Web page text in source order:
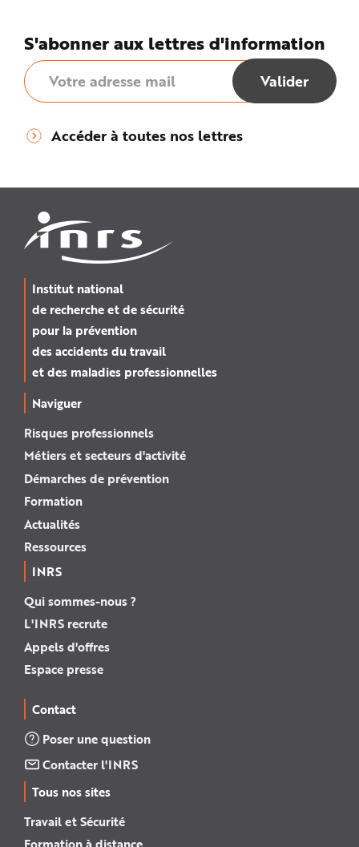
S'abonner aux lettres d'information
Accéder à toutes nos lettres
Institut national
de recherche et de sécurité
pour la prévention
des accidents du travail
et des maladies professionnelles
Naviguer
Risques professionnels
Métiers et secteurs d'activité
Démarches de prévention
Formation
Actualités
Ressources
INRS
Qui sommes-nous ?
L'INRS recrute
Appels d'offres
Espace presse
Contact
Poser une question
Contacter l'INRS
Tous nos sites
Travail et Sécurité